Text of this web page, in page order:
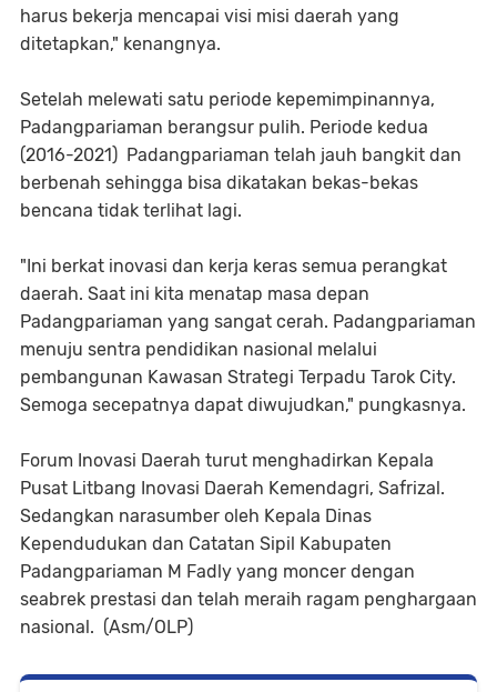
harus bekerja mencapai visi misi daerah yang
ditetapkan," kenangnya.
Setelah melewati satu periode kepemimpinannya,
Padangpariaman berangsur pulih. Periode kedua
(2016-2021) Padangpariaman telah jauh bangkit dan
berbenah sehingga bisa dikatakan bekas-bekas
bencana tidak terlihat lagi.
"Ini berkat inovasi dan kerja keras semua perangkat
daerah. Saat ini kita menatap masa depan
Padangpariaman yang sangat cerah. Padangpariaman
menuju sentra pendidikan nasional melalui
pembangunan Kawasan Strategi Terpadu Tarok City.
Semoga secepatnya dapat diwujudkan," pungkasnya.
Forum Inovasi Daerah turut menghadirkan Kepala
Pusat Litbang Inovasi Daerah Kemendagri, Safrizal.
Sedangkan narasumber oleh Kepala Dinas
Kependudukan dan Catatan Sipil Kabupaten
Padangpariaman M Fadly yang moncer dengan
seabrek prestasi dan telah meraih ragam penghargaan
nasional. (Asm/OLP)